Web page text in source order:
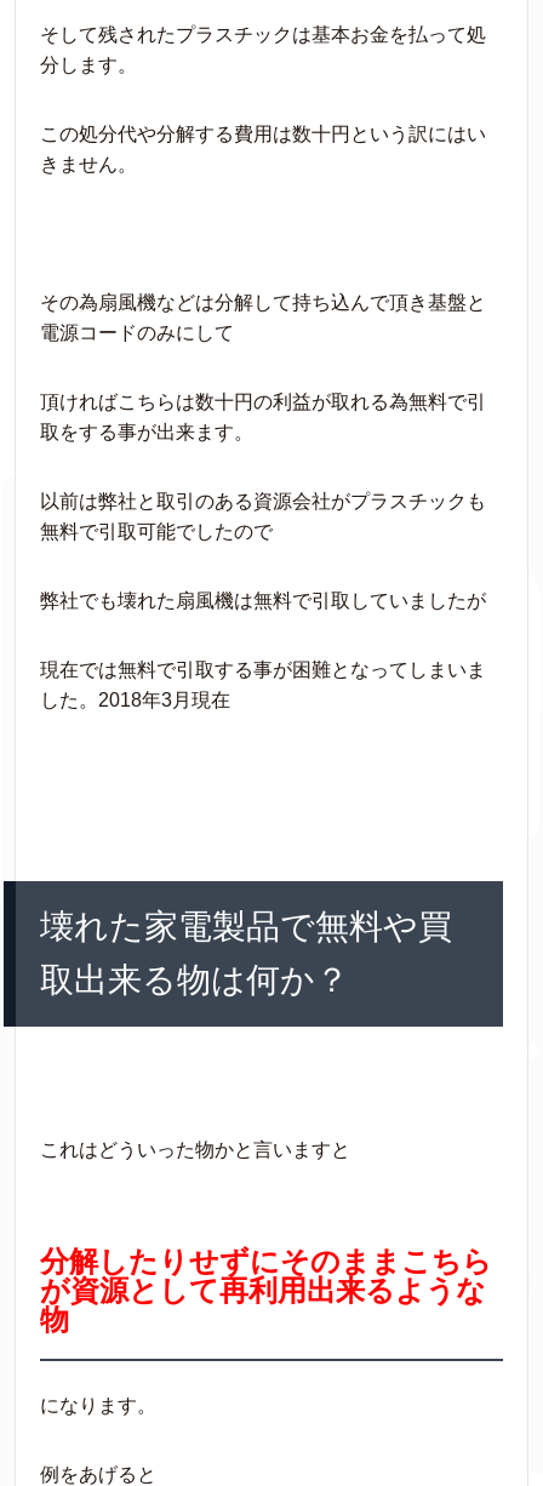
そして残されたプラスチックは基本お金を払って処
分します。
この処分代や分解する費用は数十円という訳にはい
きません。
その為扇風機などは分解して持ち込んで頂き基盤と
電源コードのみにして
頂ければこちらは数十円の利益が取れる為無料で引
取をする事が出来ます。
以前は弊社と取引のある資源会社がプラスチックも
無料で引取可能でしたので
弊社でも壊れた扇風機は無料で引取していましたが
現在では無料で引取する事が困難となってしまいま
した。2018年3月現在
壊れた家電製品で無料や買
取出来る物は何か？
これはどういった物かと言いますと
分解したりせずにそのままこちら
が資源として再利用出来るような
物
になります。
例をあげると